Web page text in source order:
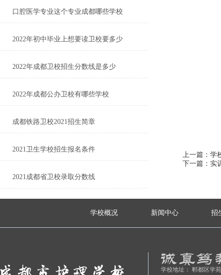
口腔医学专业这个专业成都哪些学校
2022年初中毕业上想要读卫校要多少
2022年成都卫校招生分数线是多少
2022年成都公办卫校有哪些学校
成都铁路卫校2021招生简章
2021卫生学校招生报名条件
2021成都省卫校录取分数线
上一篇：学
下一篇：实
学校概况 新闻中心 招
学校地址： 郫都区学